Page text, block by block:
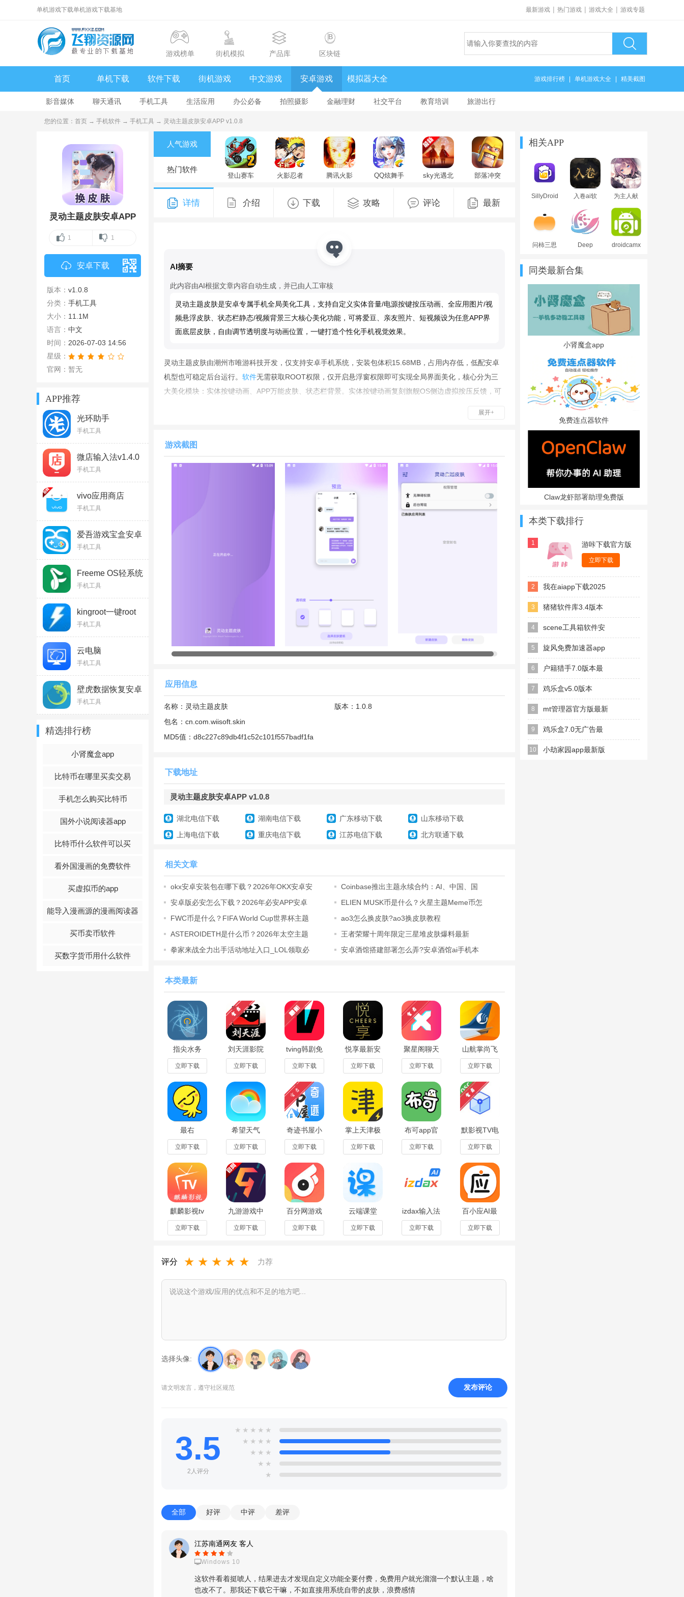
单机游戏下载单机游戏下载基地 最新游戏 | 热门游戏 | 游戏大全 | 游戏专题
游戏榜单 街机模拟 产品库 区块链
首页 单机下载 软件下载 街机游戏 中文游戏 安卓游戏 模拟器大全 游戏排行榜 单机游戏大全 精美截图
影音媒体 聊天通讯 手机工具 生活应用 办公必备 拍照摄影 金融理财 社交平台 教育培训 旅游出行
您的位置： 首页 → 手机软件 → 手机工具 → 灵动主题皮肤安卓APP v1.0.8
灵动主题皮肤安卓APP
1 1
安卓下载
版本： v1.0.8
分类： 手机工具
大小： 11.1M
语言： 中文
时间： 2026-07-03 14:56
星级：
官网：暂无
APP推荐
光环助手
2026v5.46.1官方
最新版
手机工具
微店输入法v1.4.0
安卓版
手机工具
vivo应用商店
v9.17.21.0官方最
新版
手机工具
爱吾游戏宝盒安卓
版v2.5.9.4
手机工具
Freeme OS轻系统
V3.1.0官方免费版
手机工具
kingroot一键root
工具v3.0.1.1109
最新pc版
手机工具
云电脑
appv5.9.9.9.1官方
版
手机工具
壁虎数据恢复安卓
版V2.5.6官方版
手机工具
精选排行榜
小肾魔盒app
比特币在哪里买卖交易
手机怎么购买比特币
国外小说阅读器app
比特币什么软件可以买
看外国漫画的免费软件
买虚拟币的app
能导入漫画源的漫画阅读器
买币卖币软件
买数字货币用什么软件
人气游戏
热门软件
登山赛车
下载汉化
最新版
火影忍者
v3.82.35
腾讯火影
QQ炫舞手
sky光遇北
v0.33.8(399977)
最新版
部落冲突
官方版
详情 介绍 下载 攻略 评论 最新
AI摘要
此内容由AI根据文章内容自动生成，并已由人工审核
灵动主题皮肤是安卓专属手机全局美化工具，支持自定义实体音量/电源按键按压动画、全应用图片/视
频悬浮皮肤、状态栏静态/视频背景三大核心美化功能，可将爱豆、亲友照片、短视频设为任意APP界
面底层皮肤，自由调节透明度与动画位置，一键打造个性化手机视觉效果。
灵动主题皮肤由潮州市唯游科技开发，仅支持安卓手机系统，安装包体积15.68MB，占用内存低，低配安卓
机型也可稳定后台运行。 软件无需获取ROOT权限，仅开启悬浮窗权限即可实现全局界面美化，核心分为三
大美化模块：实体按键动画、APP万能皮肤、状态栏背景。实体按键动画复刻旗舰OS侧边虚拟按压反馈，可
环视频两种模式，覆盖手机顶部通知栏，告别单调原生状态栏。软件内置
态与动态素材模板，一键套用无需手动制作，同时开放DIY自定义通道，本地媒体文件一键导入生成专属皮
肤。后台驻留资源消耗极低，开启美化后不会造成手机发热、卡顿、闪退，适配安卓8.0及以上全品牌手机，
1、首先在本站进行下载并打开灵动主题皮肤软件
2、打开首页中的无障碍权限
3、点击首页下方的新建皮肤
展开+
游戏截图
应用信息
名称： 灵动主题皮肤 版本： 1.0.8
包名： cn.com.wiisoft.skin
MD5值： d8c227c89db4f1c52c101f557badf1fa
下载地址
灵动主题皮肤安卓APP v1.0.8
湖北电信下载 湖南电信下载 广东移动下载
山东移动下载
上海电信下载
重庆电信下载 江苏电信下载 北方联通下载
相关文章
okx安卓安装包在哪下载？2026年OKX安卓安
Coinbase推出主题永续合约：AI、中国、国
安卓版必安怎么下载？2026年必安APP安卓
ELIEN MUSK币是什么？火星主题Meme币怎
FWC币是什么？FIFA World Cup世界杯主题
ao3怎么换皮肤?ao3换皮肤教程
ASTEROIDETH是什么币？2026年太空主题
王者荣耀十周年限定三星堆皮肤爆料最新
拳家来战全力出手活动地址入口_LOL领取必
安卓酒馆搭建部署怎么弄?安卓酒馆ai手机本
本类最新
指尖水务
app官方版
v3.10.0最新
版
立即下载
刘天涯影院
TV电视版官
方版v3.0安
卓版
立即下载
tving韩剧免
费下载手机
版26.15.02
立即下载
悦享最新安
卓版V9.8.2
官方版
立即下载
聚星阁聊天
平台官方版
v1.01.2.0安
卓版
立即下载
山航掌尚飞
app最新版
v5.2.1安卓
版
立即下载
最右
appv7.3.6最
新版
立即下载
希望天气
app官方正
版v3.10.00
安卓版
立即下载
奇迹书屋小
说免费阅读
最新版
v23.09.16手
机版
立即下载
掌上天津极
速版
appv2.10.8
安卓版
立即下载
布可app官
方正版1.0.5
最新版
立即下载
默影视TV电
视版最新版
v5.5.6安卓
版
立即下载
麒麟影视tv
电视内置版
3.7.0免费版
立即下载
九游游戏中
心v8.5.4.0
官方最新版
立即下载
百分网游戏
盒子旧版
appv6.1.6安
卓版
立即下载
云端课堂
app最新版
v8.37.10
立即下载
izdax输入法
官方版
v5.4.8安卓
版
立即下载
百小应AI最
新版本
v2.3.7安卓
版
立即下载
评分 ★ ★ ★ ★ ★ 力荐
选择头像:
请文明发言，遵守社区规范 发布评论
3.5
2人评分
★ ★ ★ ★ ★
★ ★ ★ ★
★ ★ ★
★ ★
★
全部 好评 中评 差评
江苏南通网友 客人
Windows 10
这软件看着挺唬人，结果进去才发现自定义功能全要付费，免费用户就光溜溜一个默认主题，啥
也改不了。那我还下载它干嘛，不如直接用系统自带的皮肤，浪费感情
相关APP
SillyDroid
版最新版
入卷ai软
卓版安装
包
为主人献
甜蜜侍奉
安卓汉化
版
问柿三思
Deep
最新版
droidcamx
同类最新合集
小肾魔盒app
免费连点器软件
Claw龙虾部署助理免费版
本类下载排行
1
游咔下载官方版
最新版本
立即下载
2 我在aiapp下载2025
官方最新版
3 猪猪软件库3.4版本
4 scene工具箱软件安
卓官方最新版本
5 旋风免费加速器app
安卓版
6 户籍猎手7.0版本最
新版
7 鸡乐盒v5.0版本
8 mt管理器官方版最新
版2026
9 鸡乐盒7.0无广告最
新版
10 小劫家园app最新版